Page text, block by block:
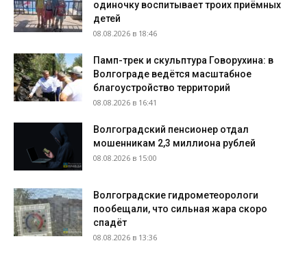
одиночку воспитывает троих приёмных
детей
08.08.2026 в 18:46
Памп-трек и скульптура Говорухина: в
Волгограде ведётся масштабное
благоустройство территорий
08.08.2026 в 16:41
Волгоградский пенсионер отдал
мошенникам 2,3 миллиона рублей
08.08.2026 в 15:00
Волгоградские гидрометеорологи
пообещали, что сильная жара скоро
спадёт
08.08.2026 в 13:36